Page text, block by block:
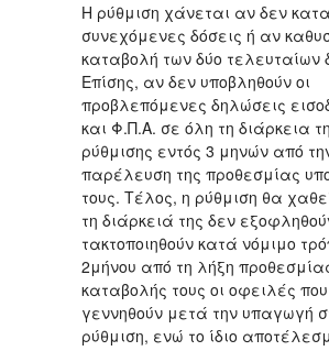
Η ρύθμιση χάνεται αν δεν
συνεχόμενες δόσεις ή αν
καταβολή των δύο τελευταίων
Επίσης, αν δεν υποβληθούν οι
προβλεπόμενες δηλώσεις
και Φ.Π.Α. σε όλη τη διάρκεια
ρύθμισης εντός 3 μηνών από
παρέλευση της προθεσμίας
τους. Τέλος, η ρύθμιση θα
τη διάρκειά της δεν
τακτοποιηθούν κατά νόμιμο
2μήνου από τη λήξη
καταβολής τους οι οφειλές
γεννηθούν μετά την υπαγωγή
ρύθμιση, ενώ το ίδιο